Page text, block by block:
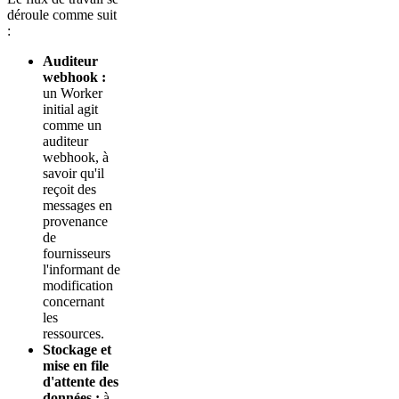
déroule comme suit
:
Auditeur
webhook :
un Worker
initial agit
comme un
auditeur
webhook, à
savoir qu'il
reçoit des
messages en
provenance
de
fournisseurs
l'informant de
modification
concernant
les
ressources.
Stockage et
mise en file
d'attente des